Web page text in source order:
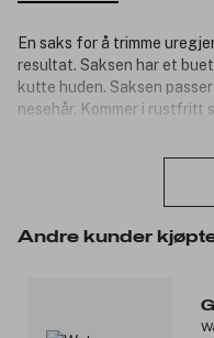
En saks for å trimme
resultat. Saksen har et
kutte huden. Saksen
nesehår. Kommer i rustfritt
Andre kunder